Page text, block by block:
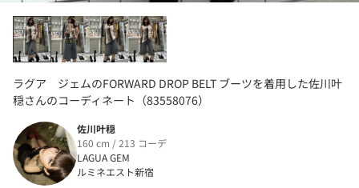
ラグア ジェムのFORWARD DROP BELT ブーツを着用した佐川叶
穏さんのコーディネート（83558076）
佐川叶穏
160 cm / 213 コーデ
LAGUA GEM
ルミネエスト新宿